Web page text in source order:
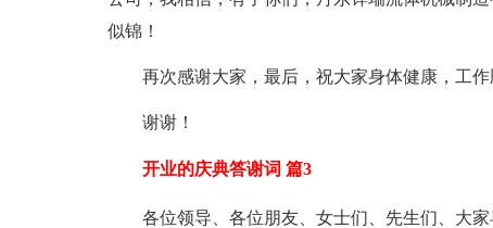
似锦！
再次感谢大家，最后，祝大家身体健康，工
谢谢！
开业的庆典答谢词 篇3
各位领导、各位朋友、女士们、先生们、大家